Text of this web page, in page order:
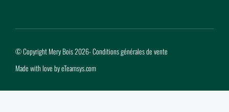
© Copyright Mery Bois 2026-Conditions générales de vente
Made with love byeTeamsys.com